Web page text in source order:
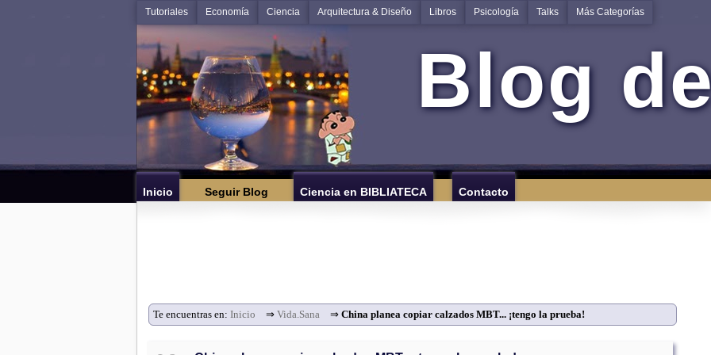
Tutoriales Economía Ciencia Arquitectura & Diseño Libros Psicología Talks Más Categorías
Blog
Inicio Seguir Blog Ciencia en BIBLIATECA Contacto
Te encuentras en: Inicio ⇒ Vida.Sana ⇒ China planea copiar calzados MBT... ¡tengo la prueba!